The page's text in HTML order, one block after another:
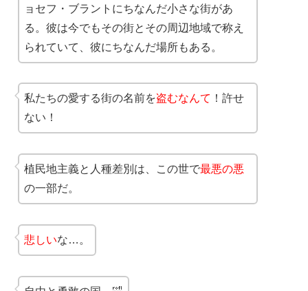
ョセフ・ブラントにちなんだ小さな街があ
る。彼は今でもその街とその周辺地域で称え
られていて、彼にちなんだ場所もある。
私たちの愛する街の名前を盗むなんて ！許せ
ない！
植民地主義と人種差別は、この世で最悪の悪
の一部だ。
悲しいな…。